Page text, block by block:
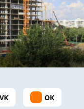
VK ОК